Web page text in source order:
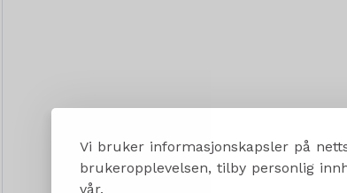
Vi bruker informasjonskapsler på
brukeropplevelsen, tilby personlig
vår.